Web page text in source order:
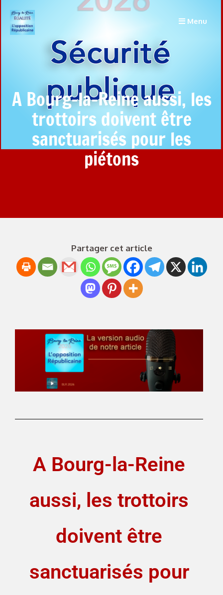
Menu
A Bourg-la-Reine aussi, les
trottoirs doivent être
sanctuarisés pour les
piétons
Partager cet article
A Bourg-la-Reine
aussi, les trottoirs
doivent être
sanctuarisés pour